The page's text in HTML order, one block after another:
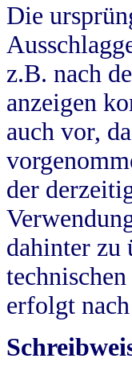
Die
z.B. nach
anzeigen
auch vor,
der
dahinter zu
erfolgt